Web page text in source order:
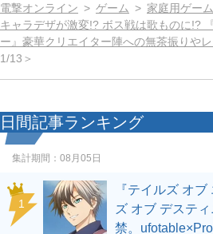
電撃オンライン ゲーム 家庭用ゲーム
キャラデザが激変!? ボス戦は歌ものに!?
ー』豪華クリエイター陣への無茶振りや
1/13＞
日間記事ランキング
集計期間： 08月05日
1
『テイルズ オ
ズ オブ デステ
禁。